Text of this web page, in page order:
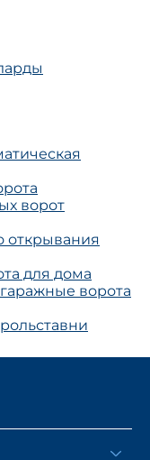
ворот
открывания
для дома
гаражные ворота
рольставни